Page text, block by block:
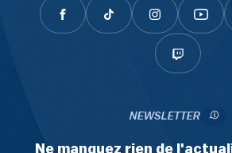
NEWSLETTER
Ne manquez rien de